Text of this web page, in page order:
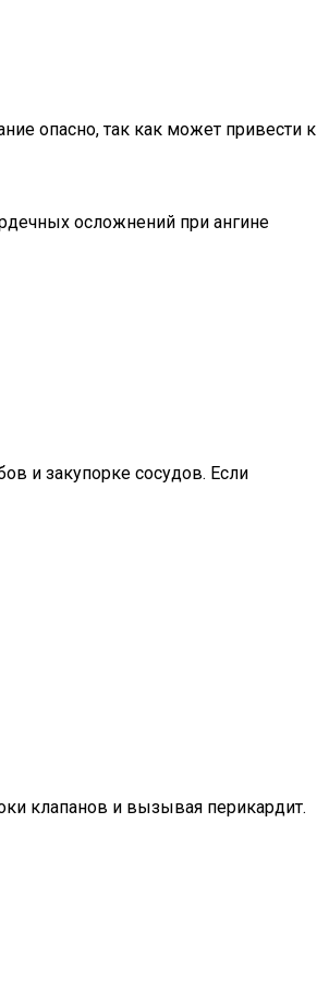
опасно, так как может привести к
осложнений при ангине
и закупорке сосудов. Если
клапанов и вызывая перикардит.